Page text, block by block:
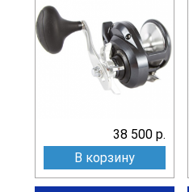
38 500 р.
В корзину